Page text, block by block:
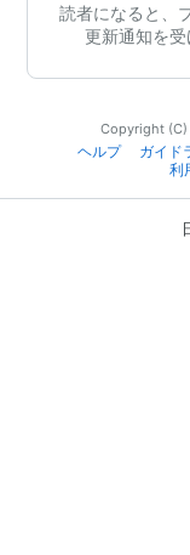
読者になると、
更新通知を受
Copyright (C)
ヘルプ
ガイド
利